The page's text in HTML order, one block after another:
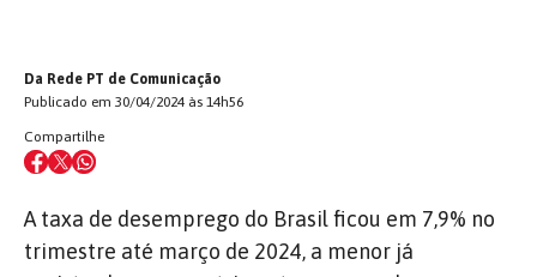
Da Rede PT de Comunicação
Publicado em 30/04/2024 às 14h56
Compartilhe
A taxa de desemprego do Brasil ficou em 7,9% no
trimestre até março de 2024, a menor já